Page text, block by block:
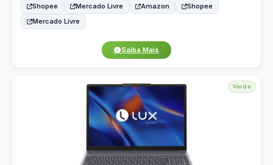
Shopee Mercado Livre Amazon
Shopee
Mercado Livre
Saiba Mais
Verde